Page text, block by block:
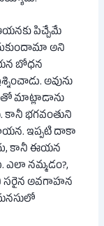
పిచ్చేమే
అని
బోధన
అవును
మాట్లాడాను
కానీ భగవంతుని
ఇప్పటి దాకా
కానీ ఈయన
ఎలా నమ్మడం?,
సరైన అవగాహన